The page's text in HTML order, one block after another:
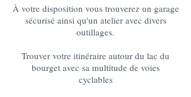
À votre disposition vous trouverez un garage
sécurisé ainsi qu'un atelier avec divers
outillages.
Trouver votre itinéraire autour du lac du
bourget avec sa multitude de voies
cyclables